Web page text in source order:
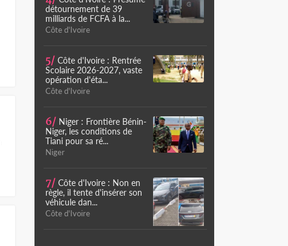
détournement de 39
milliards de FCFA à la...
Côte d'Ivoire
5/ Côte d'Ivoire : Rentrée
Scolaire 2026-2027, vaste
opération d'éta...
Côte d'Ivoire
6/ Niger : Frontière Bénin-
Niger, les conditions de
Tiani pour sa ré...
Niger
7/ Côte d'Ivoire : Non en
règle, il tente d'insérer son
véhicule dan...
Côte d'Ivoire